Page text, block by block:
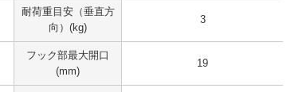
耐荷重目安（垂直方
向）(kg)
3
フック部最大開口
(mm)
19